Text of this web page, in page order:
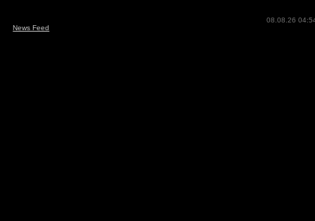
08.08.26
News Feed